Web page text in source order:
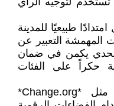
طبيعيًا للمدينة
المهمشة التعبير عن
يكمن في ضمان
حكراً على الفئات
- المقاربة المشتركة: منصات مثل *Change.org*